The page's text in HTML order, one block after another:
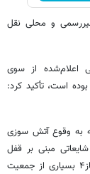
غیررسمی و محلی نقل
اعلام‌شده از سوی
و سیما و خبرگزاری جمهوری اسلامی ۸ نفر بوده است، تأکید کرد:
به وقوع آتش سوزی
مبنی بر قفل
بودن درب پله اضطراری در پاساژ ارغوان اندیشه واقع در فاز۴ بسیاری از جمعیت